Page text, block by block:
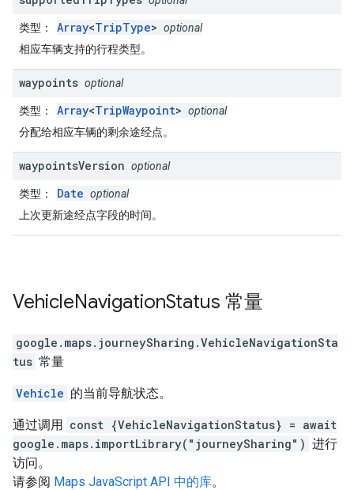
类型 ： Array<TripType> optional
相应车辆支持的行程类型。
waypoints optional
类型 ： Array<TripWaypoint> optional
分配给相应车辆的剩余途经点。
waypointsVersion optional
类型 ： Date optional
上次更新途经点字段的时间。
VehicleNavigationStatus 常量
google.maps.journeySharing .VehicleNavigationSta
tus 常量
Vehicle 的当前导航状态。
通过调用 const {VehicleNavigationStatus} = await
google.maps.importLibrary("journeySharing") 进行
访问。
请参阅 Maps JavaScript API 中的库。